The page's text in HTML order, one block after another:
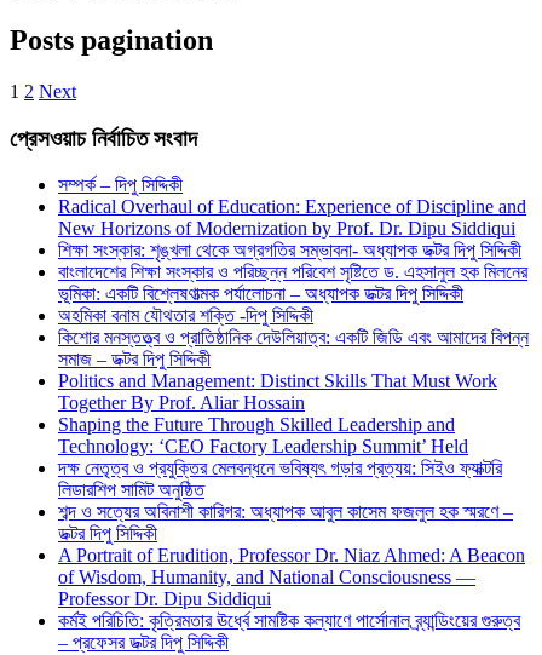
Posts pagination
1 2 Next
প্রেসওয়াচ নির্বাচিত সংবাদ
সম্পর্ক – দিপু সিদ্দিকী
Radical Overhaul of Education: Experience of Discipline and
New Horizons of Modernization by Prof. Dr. Dipu Siddiqui
শিক্ষা সংস্কার: শৃঙ্খলা থেকে অগ্রগতির সম্ভাবনা- অধ্যাপক ডক্টর দিপু সিদ্দিকী
বাংলাদেশের শিক্ষা সংস্কার ও পরিচ্ছন্ন পরিবেশ সৃষ্টিতে ড. এহসানুল হক মিলনের
ভূমিকা: একটি বিশ্লেষণাত্মক পর্যালোচনা – অধ্যাপক ডক্টর দিপু সিদ্দিকী
অহমিকা বনাম যৌথতার শক্তি -দিপু সিদ্দিকী
কিশোর মনস্তত্ত্ব ও প্রাতিষ্ঠানিক দেউলিয়াত্ব: একটি জিডি এবং আমাদের বিপন্ন
সমাজ – ডক্টর দিপু সিদ্দিকী
Politics and Management: Distinct Skills That Must Work
Together By Prof. Aliar Hossain
Shaping the Future Through Skilled Leadership and
Technology: ‘CEO Factory Leadership Summit’ Held
দক্ষ নেতৃত্ব ও প্রযুক্তির মেলবন্ধনে ভবিষ্যৎ গড়ার প্রত্যয়: সিইও ফ্যাক্টরি
লিডারশিপ সামিট অনুষ্ঠিত
শব্দ ও সত্যের অবিনাশী কারিগর: অধ্যাপক আবুল কাসেম ফজলুল হক স্মরণে –
ডক্টর দিপু সিদ্দিকী
A Portrait of Erudition, Professor Dr. Niaz Ahmed: A Beacon
of Wisdom, Humanity, and National Consciousness —
Professor Dr. Dipu Siddiqui
কর্মই পরিচিতি: কৃত্রিমতার ঊর্ধ্বে সামষ্টিক কল্যাণে পার্সোনাল ব্র্যান্ডিংয়ের গুরুত্ব
– প্রফেসর ডক্টর দিপু সিদ্দিকী